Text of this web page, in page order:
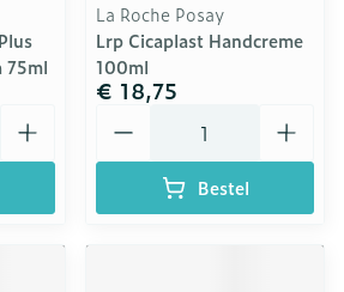
75ml
La Roche Posay
Lrp Cicaplast Handcreme
100ml
€ 18,75
Bestel